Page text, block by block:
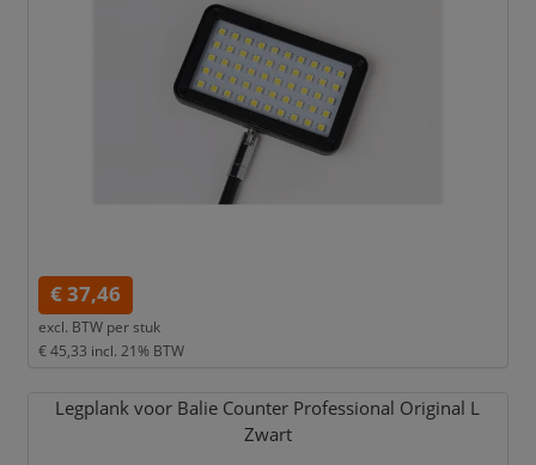
€ 37,46
excl. BTW perstuk
€ 45,33 incl. 21% BTW
Legplank voor Balie Counter Professional Original L
Zwart